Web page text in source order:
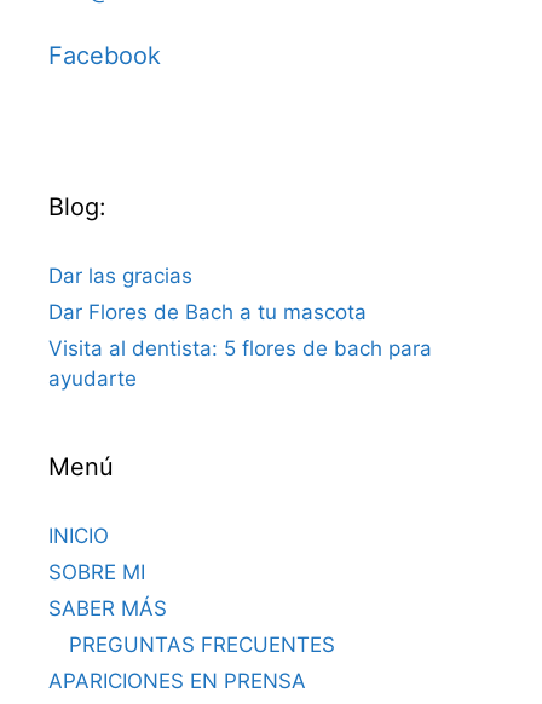
Facebook
Blog:
Dar las gracias
Dar Flores de Bach a tu mascota
Visita al dentista: 5 flores de bach para
ayudarte
Menú
INICIO
SOBRE MI
SABER MÁS
PREGUNTAS FRECUENTES
APARICIONES EN PRENSA